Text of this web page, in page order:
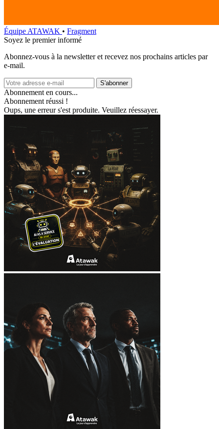
Équipe ATAWAK • Fragment
Soyez le premier informé
Abonnez‑vous à la newsletter et recevez nos prochains articles par
e‑mail.
S'abonner
Abonnement en cours...
Abonnement réussi !
Oups, une erreur s'est produite. Veuillez réessayer.